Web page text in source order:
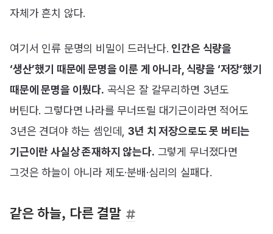
자체가 흔치 않다.
여기서 인류 문명의 비밀이 드러난다.인간은 식량을
‘생산’했기 때문에 문명을 이룬 게 아니라, 식량을 ‘저장’했기
때문에 문명을 이뤘다. 곡식은 잘 갈무리하면 3년도
버틴다. 그렇다면 나라를 무너뜨릴 대기근이라면 적어도
3년은 견뎌야 하는 셈인데,3년 치 저장으로도 못 버티는
기근이란 사실상 존재하지 않는다. 그렇게 무너졌다면
그것은 하늘이 아니라 제도·분배·심리의 실패다.
같은 하늘, 다른 결말